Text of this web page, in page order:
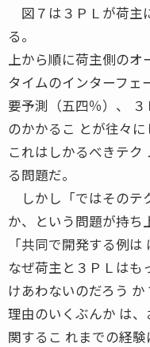
図７は３ＰＬが荷主
る。
上から順に荷主側の
タイムのインターフェ
要予測（五四％）、
のかかるこ とが往々に
これはしかるべきテク
る問題だ。
しかし「ではそのテ
か、という問題が持ち
「共同で開発する例は
なぜ荷主と３ＰＬはも
けあわないのだろう
理由のいくぶんか は
関するこ れまでの経験